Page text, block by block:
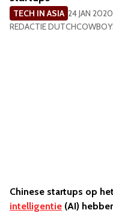
TECH IN ASIA 24 JAN
REDACTIE
Chinese startups op
intelligentie (AI)